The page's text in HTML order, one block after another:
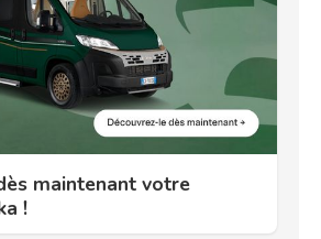
maintenant votre
!